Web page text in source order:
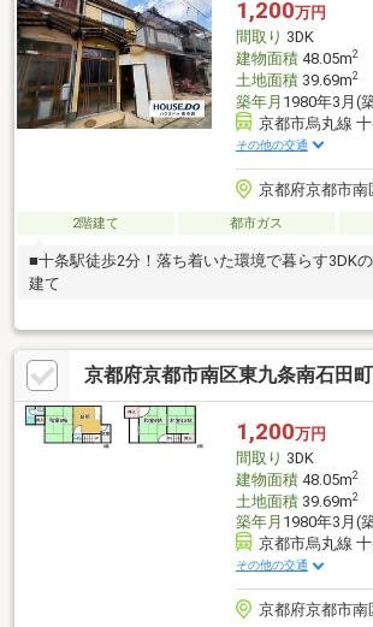
1,200万円
間取り 3DK
建物面積48.05m2
土地面積39.69m2
築年月 1980年3月(
京都市烏丸線
その他の交通
京都府京都市
2階建て 都市ガス
■十条駅徒歩2分！落ち着いた環境で暮らす3DK
建て
京都府京都市南区東九条南石田
1,200万円
間取り 3DK
建物面積48.05m2
土地面積39.69m2
築年月 1980年3月(
京都市烏丸線
その他の交通
京都府京都市